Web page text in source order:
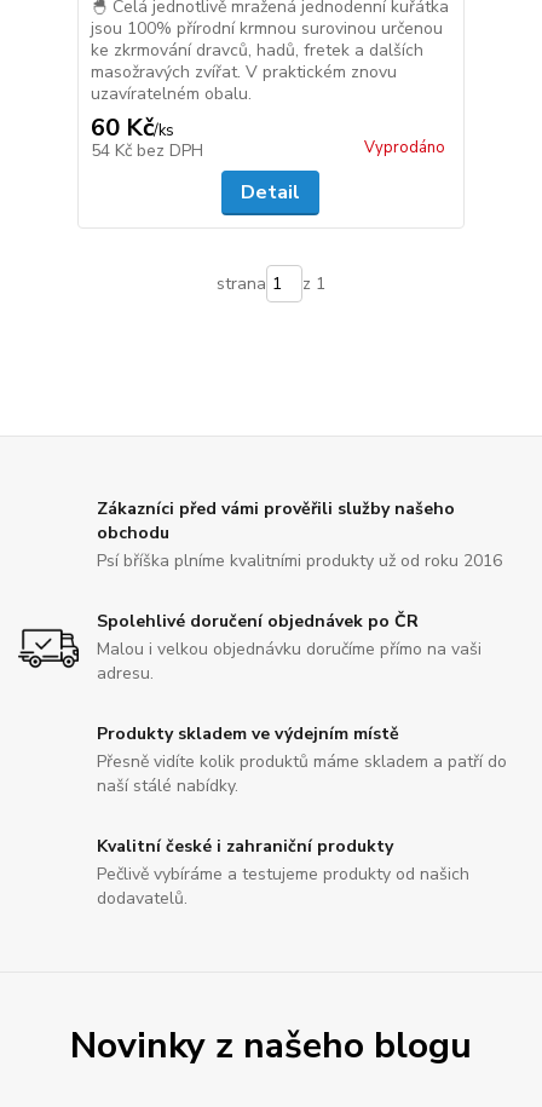
🐣 Celá jednotlivě mražená jednodenní kuřátka
jsou 100% přírodní krmnou surovinou určenou
ke zkrmování dravců, hadů, fretek a dalších
masožravých zvířat. V praktickém znovu
uzavíratelném obalu.
60 Kč/ks
54 Kč bez DPH Vyprodáno
Detail
strana z 1
Zákazníci před vámi prověřili služby našeho
obchodu
Psí bříška plníme kvalitními produkty už od roku 2016
Spolehlivé doručení objednávek po ČR
Malou i velkou objednávku doručíme přímo na vaši
adresu.
Produkty skladem ve výdejním místě
Přesně vidíte kolik produktů máme skladem a patří do
naší stálé nabídky.
Kvalitní české i zahraniční produkty
Pečlivě vybíráme a testujeme produkty od našich
dodavatelů.
Novinky z našeho blogu